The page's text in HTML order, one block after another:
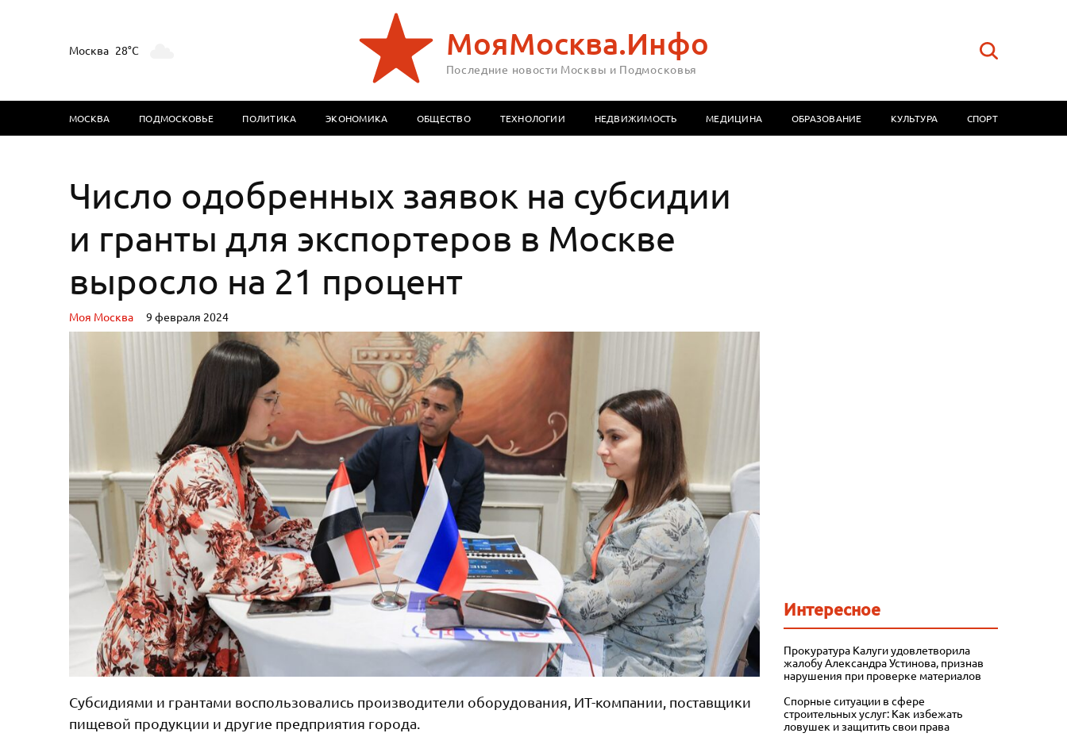
Москва 28°C МояМосква.Инфо
Последние новости Москвы и Подмосковья
МОСКВА ПОДМОСКОВЬЕ ПОЛИТИКА ЭКОНОМИКА ОБЩЕСТВО ТЕХНОЛОГИИ НЕДВИЖИМОСТЬ МЕДИЦИНА ОБРАЗОВАНИЕ КУЛЬТУРА СПОРТ
Число одобренных заявок на субсидии
и гранты для экспортеров в Москве
выросло на 21 процент
Моя Москва 9 февраля 2024
Субсидиями и грантами воспользовались производители оборудования, ИТ-компании, поставщики
пищевой продукции и другие предприятия города.
Интересное
Прокуратура Калуги удовлетворила
жалобу Александра Устинова, признав
нарушения при проверке материалов
Спорные ситуации в сфере
строительных услуг: Как избежать
ловушек и защитить свои права